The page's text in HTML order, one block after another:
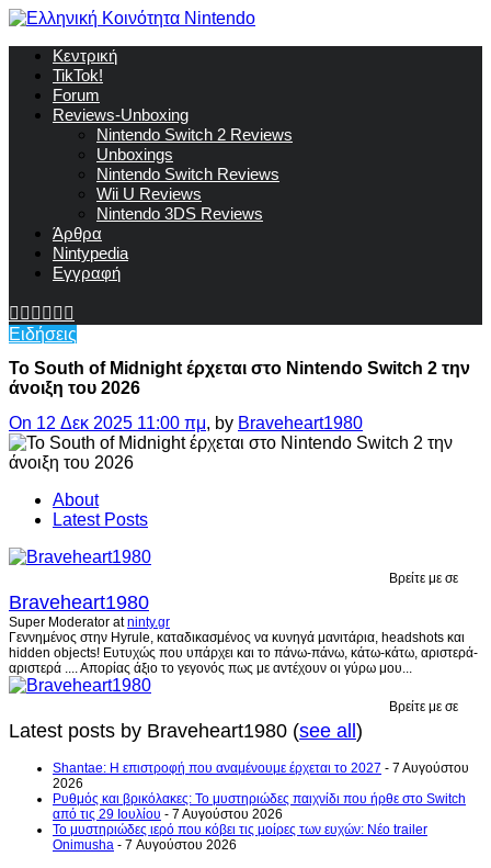
Κεντρική
TikTok!
Forum
Reviews-Unboxing
Nintendo Switch 2 Reviews
Unboxings
Nintendo Switch Reviews
Wii U Reviews
Nintendo 3DS Reviews
Άρθρα
Nintypedia
Εγγραφή
Ειδήσεις
Το South of Midnight έρχεται στο Nintendo Switch 2 την
άνοιξη του 2026
On 12 Δεκ 2025 11:00 πμ, by Braveheart1980
About
Latest Posts
Βρείτε με σε
Braveheart1980
Super Moderator atninty.gr
Γεννημένος στην Hyrule, καταδικασμένος να κυνηγά μανιτάρια, headshots και
hidden objects! Ευτυχώς που υπάρχει και το πάνω-πάνω, κάτω-κάτω, αριστερά-
αριστερά .... Απορίας άξιο το γεγονός πως με αντέχουν οι γύρω μου...
Βρείτε με σε
Latest posts by Braveheart1980 (see all)
Shantae: Η επιστροφή που αναμένουμε έρχεται το 2027 - 7 Αυγούστου
2026
Ρυθμός και βρικόλακες: Το μυστηριώδες παιχνίδι που ήρθε στο Switch
από τις 29 Ιουλίου - 7 Αυγούστου 2026
Το μυστηριώδες ιερό που κόβει τις μοίρες των ευχών: Νέο trailer
Onimusha - 7 Αυγούστου 2026